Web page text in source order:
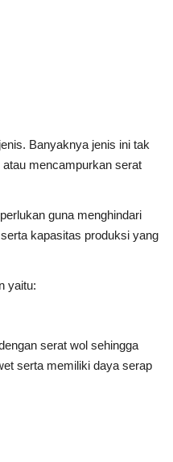
Banyaknya jenis ini tak
mencampurkan serat
guna menghindari
kapasitas produksi yang
yaitu:
serat wol sehingga
serta memiliki daya serap